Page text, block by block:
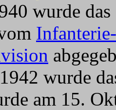
wurde
wurde
am 15.